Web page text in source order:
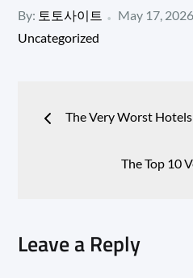
By: 토토사이트
Posted
May 17, 2026
Uncategorized
Post
navigation
The Very Worst Hotels
The Top 10
Leave a Reply